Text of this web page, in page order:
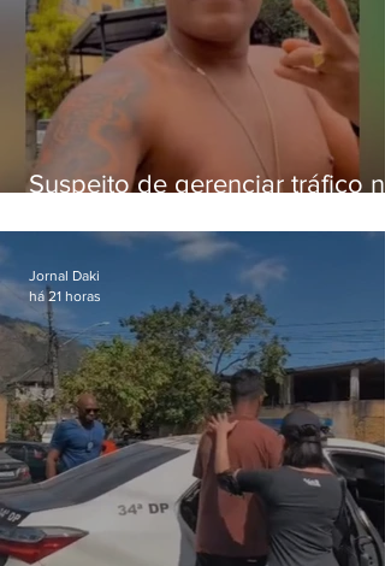
Suspeito de gerenciar tráfico na
foragido
Jornal Daki
há 21 horas